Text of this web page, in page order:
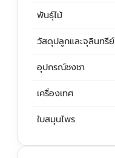
พันธุ์ไม้
ต้นพันธุ์สมุนไพร
วัสดุปลูกและจุลินทรีย์
อุปกรณ์ชงชา
เครื่องเทศ
ใบสมุนไพร